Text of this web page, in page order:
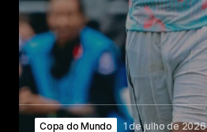
Copa do Mundo 1 de julho de 2026